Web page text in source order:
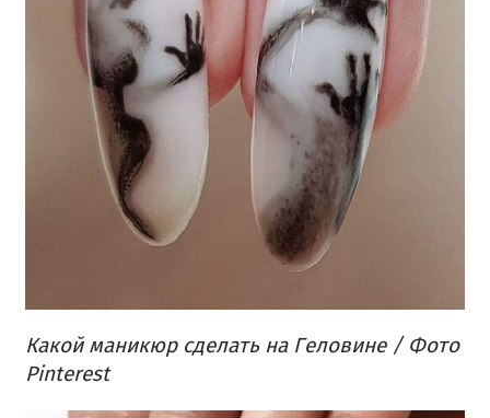
Какой маникюр сделать на Геловине / Фото
Pinterest